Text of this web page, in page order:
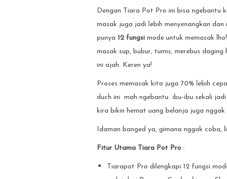
Dengan Tiara Pot Pro ini bisa ngebantu
masak juga jadi lebih menyenangkan
punya 12 fungsi mode untuk memasak
masak sup, bubur, tumis, merebus
ini ajah. Keren ya!
Proses memasak kita juga 70% lebih
duch ini mah ngebantu ibu-ibu sekali
kira bikin hemat uang belanja juga nggak
Idaman banged ya, gimana nggak coba,
Fitur Utama Tiara Pot Pro :
Tiarapot Pro dilengkapi 12 fungsi